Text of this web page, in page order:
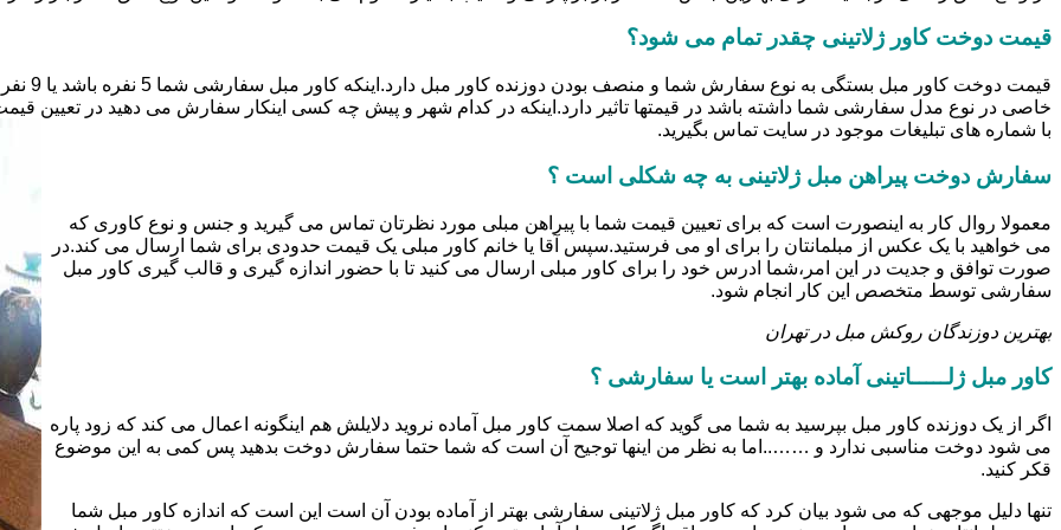
قیمت دوخت کاور ژلاتینی چقدر تمام می شود؟
قیمت
خاصی در نوع مدل سفارشی شما داشته باشد در قیمتها تاثیر دارد.اینکه در کدام شهر و پیش چه کسی اینکار سفارش می دهید در تعیین
با شماره های تبلیغات موجود در سایت تماس بگیرید.
سفارش دوخت پیراهن مبل ژلاتینی به چه شکلی است ؟
معمولا روال کار به اینصورت است که برای تعیین قیمت شما با پیراهن مبلی مورد نظرتان تماس می گیرید و جنس و نوع کاوری که
می خواهید با یک عکس از مبلمانتان را برای او می فرستید.سپس آقا یا خانم کاور مبلی یک قیمت حدودی برای شما ارسال می کند.در
صورت توافق و جدیت در این امر،شما ادرس خود را برای کاور مبلی ارسال می کنید تا با حضور اندازه گیری و قالب گیری کاور مبل
سفارشی توسط متخصص این کار انجام شود.
بهترین دوزندگان روکش مبل در تهران
کاور مبل ژلـــــاتینی آماده بهتر است یا سفارشی ؟
اگر از یک دوزنده کاور مبل بپرسید به شما می گوید که اصلا سمت کاور مبل آماده نروید دلایلش هم اینگونه اعمال می کند که زود پاره
می شود دوخت مناسبی ندارد و ……..اما به نظر من اینها توجیح آن است که شما حتما سفارش دوخت بدهید پس کمی به این موضوع
قکر کنید.
تنها دلیل موجهی که می شود بیان کرد که کاور مبل ژلاتینی سفارشی بهتر از آماده بودن آن است این است که اندازه کاور مبل شما